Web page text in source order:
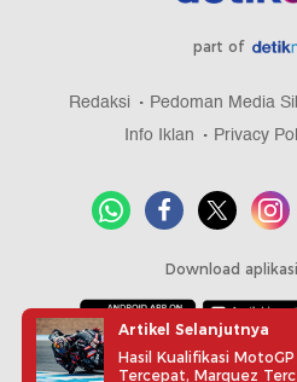
part of
Redaksi Pedoman Media
Info Iklan
Privacy
Download
Copyright @ 2026
Artikel Selanjutnya
Hasil Kualifikasi
Tercepat, Marquez